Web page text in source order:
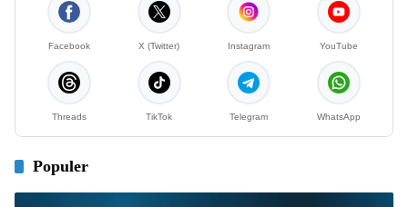
Facebook X (Twitter) Instagram YouTube
Threads TikTok Telegram WhatsApp
Populer